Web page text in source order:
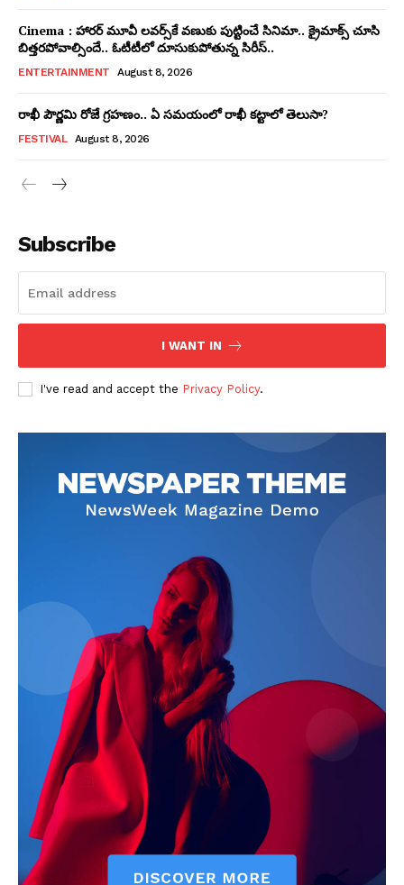
Cinema : హారర్ మూవీ లవర్స్‏కే వణుకు పుట్టించే సినిమా.. క్రైమాక్స్ చూసి
బిత్తరపోవాల్సిందే.. ఓటీటీలో దూసుకుపోతున్న సిరీస్..
ENTERTAINMENT August 8, 2026
రాఖీ పౌర్ణమి రోజే గ్రహణం.. ఏ సమయంలో రాఖీ కట్టాలో తెలుసా?
FESTIVAL August 8, 2026
Subscribe
I WANT IN
I've read and accept the Privacy Policy.